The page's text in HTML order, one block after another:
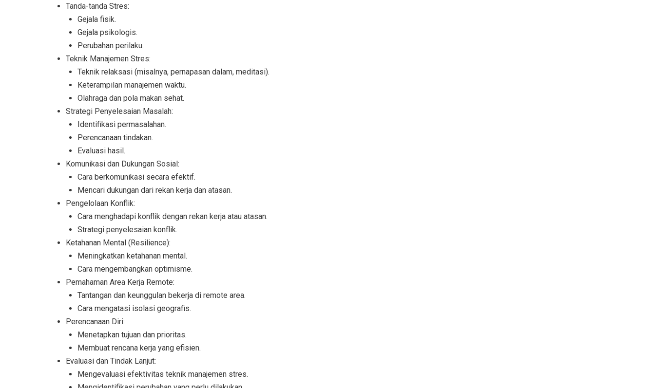
Tanda-tanda Stres:
Gejala fisik.
Gejala psikologis.
Perubahan perilaku.
Teknik Manajemen Stres:
Teknik relaksasi (misalnya, pernapasan dalam, meditasi).
Keterampilan manajemen waktu.
Olahraga dan pola makan sehat.
Strategi Penyelesaian Masalah:
Identifikasi permasalahan.
Perencanaan tindakan.
Evaluasi hasil.
Komunikasi dan Dukungan Sosial:
Cara berkomunikasi secara efektif.
Mencari dukungan dari rekan kerja dan atasan.
Pengelolaan Konflik:
Cara menghadapi konflik dengan rekan kerja atau atasan.
Strategi penyelesaian konflik.
Ketahanan Mental (Resilience):
Meningkatkan ketahanan mental.
Cara mengembangkan optimisme.
Pemahaman Area Kerja Remote:
Tantangan dan keunggulan bekerja di remote area.
Cara mengatasi isolasi geografis.
Perencanaan Diri:
Menetapkan tujuan dan prioritas.
Membuat rencana kerja yang efisien.
Evaluasi dan Tindak Lanjut:
Mengevaluasi efektivitas teknik manajemen stres.